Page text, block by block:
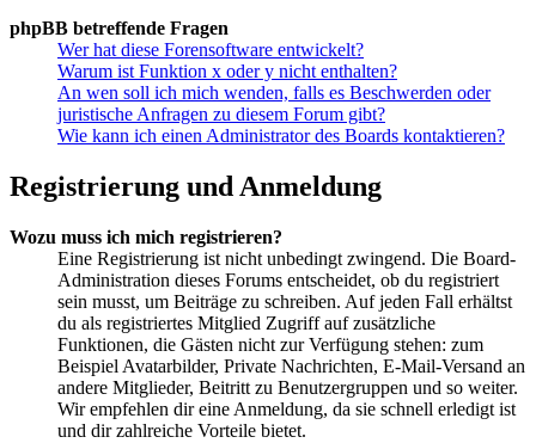
phpBB betreffende Fragen
Wer hat diese Forensoftware entwickelt?
Warum ist Funktion x oder y nicht enthalten?
An wen soll ich mich wenden, falls es Beschwerden oder
juristische Anfragen zu diesem Forum gibt?
Wie kann ich einen Administrator des Boards kontaktieren?
Registrierung und Anmeldung
Wozu muss ich mich registrieren?
Eine Registrierung ist nicht unbedingt zwingend. Die Board-
Administration dieses Forums entscheidet, ob du registriert
sein musst, um Beiträge zu schreiben. Auf jeden Fall erhältst
du als registriertes Mitglied Zugriff auf zusätzliche
Funktionen, die Gästen nicht zur Verfügung stehen: zum
Beispiel Avatarbilder, Private Nachrichten, E-Mail-Versand an
andere Mitglieder, Beitritt zu Benutzergruppen und so weiter.
Wir empfehlen dir eine Anmeldung, da sie schnell erledigt ist
und dir zahlreiche Vorteile bietet.